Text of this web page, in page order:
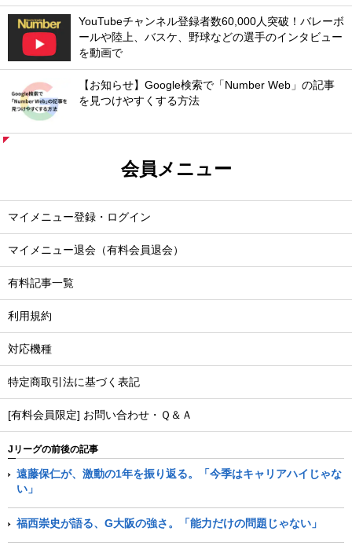
YouTubeチャンネル登録者数60,000人突破！バレーボ
ールや陸上、バスケ、野球などの選手のインタビュー
を動画で
【お知らせ】Google検索で「Number Web」の記事
を見つけやすくする方法
会員メニュー
マイメニュー登録・ログイン
マイメニュー退会（有料会員退会）
有料記事一覧
利用規約
対応機種
特定商取引法に基づく表記
[有料会員限定] お問い合わせ・Ｑ＆Ａ
Jリーグの前後の記事
遠藤保仁が、激動の1年を振り返る。「今季はキャリアハイじゃな
い」
福西崇史が語る、G大阪の強さ。「能力だけの問題じゃない」